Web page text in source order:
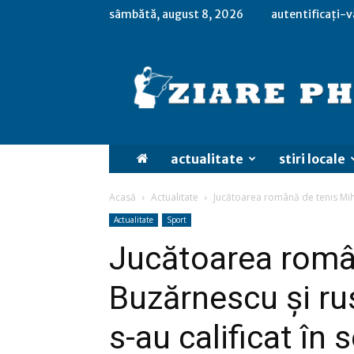
sâmbătă, august 8, 2026 autentificați-
actualitate stiri locale
Acasă Actualitate Jucătoarea română de tenis
Actualitate Sport
Jucătoarea
Buzărnescu și
s-au calificat în